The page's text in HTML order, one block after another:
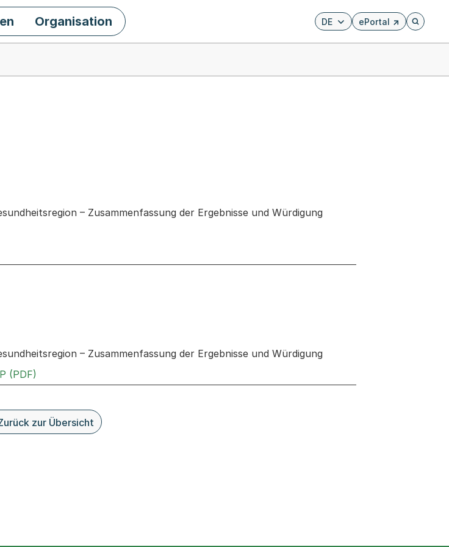
DE ePortal
Externer Link, wird in
Öffnet
Organisation
– Zusammenfassung der Ergebnisse und Würdigung
Sitzungen zum Geschäft
– Zusammenfassung der Ergebnisse und Würdigung
(PDF)
zur Übersicht